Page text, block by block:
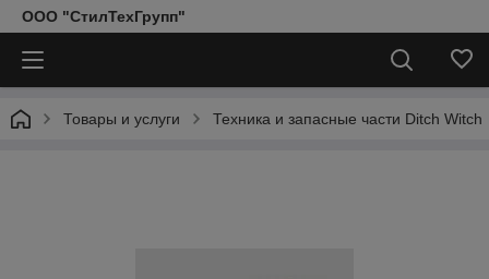
ООО "СтилТехГрупп"
Товары и услуги Техника и запасные части Ditch Witch